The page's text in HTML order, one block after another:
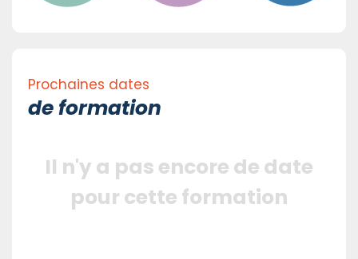
Prochaines dates
de formation
Il n'y a pas encore de date
pour cette formation